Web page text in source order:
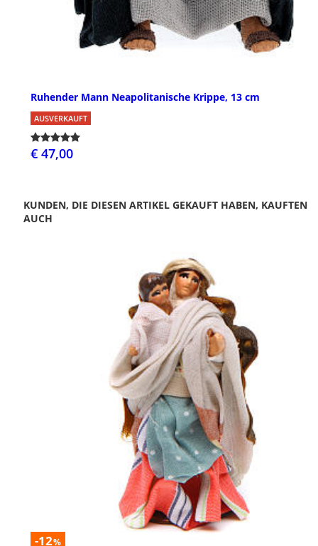
Ruhender Mann Neapolitanische Krippe, 13 cm
AUSVERKAUFT
€ 47,00
KUNDEN, DIE DIESEN ARTIKEL GEKAUFT HABEN, KAUFTEN
AUCH
-12%